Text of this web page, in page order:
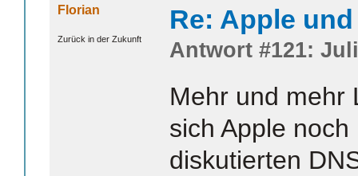
Florian
Zurück in der Zukunft
Re: Apple
Antwort #121:
Mehr und mehr
sich Apple
diskutierten